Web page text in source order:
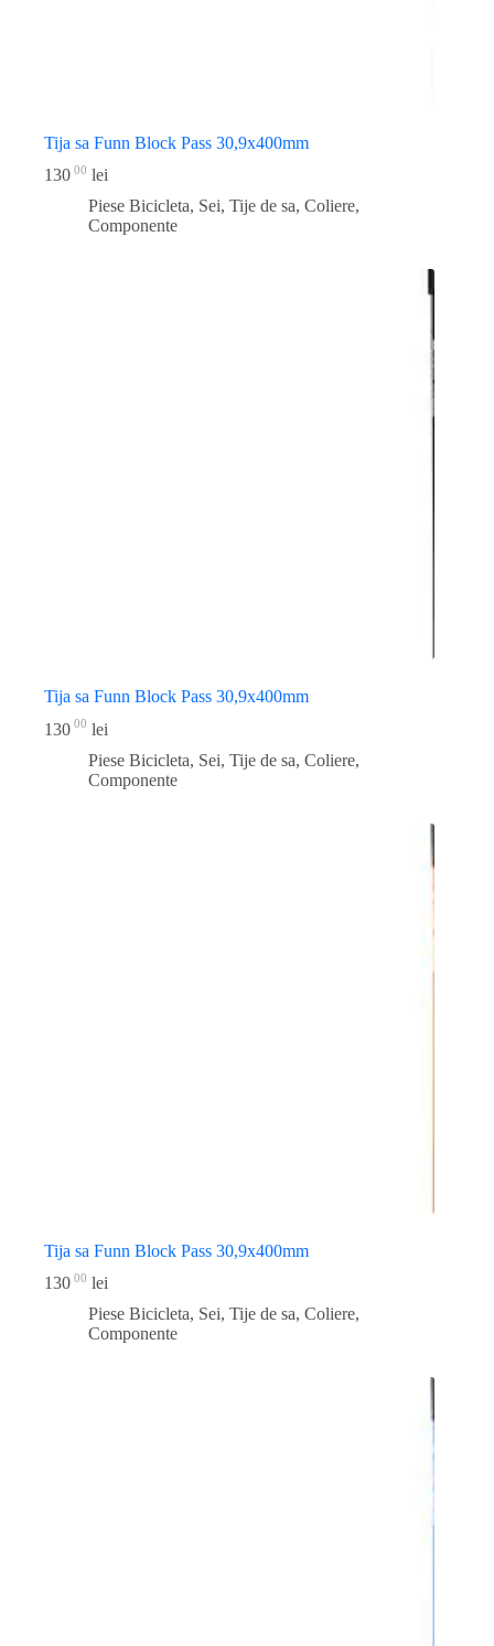
Tija sa Funn Block Pass 30,9x400mm
130 00 lei
Piese Bicicleta, Sei, Tije de sa, Coliere,
Componente
Tija sa Funn Block Pass 30,9x400mm
130 00 lei
Piese Bicicleta, Sei, Tije de sa, Coliere,
Componente
Tija sa Funn Block Pass 30,9x400mm
130 00 lei
Piese Bicicleta, Sei, Tije de sa, Coliere,
Componente